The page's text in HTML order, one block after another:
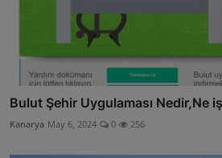
Bulut Şehir Uygulaması Nedir,Ne
Kanarya May 6, 2024 0 256